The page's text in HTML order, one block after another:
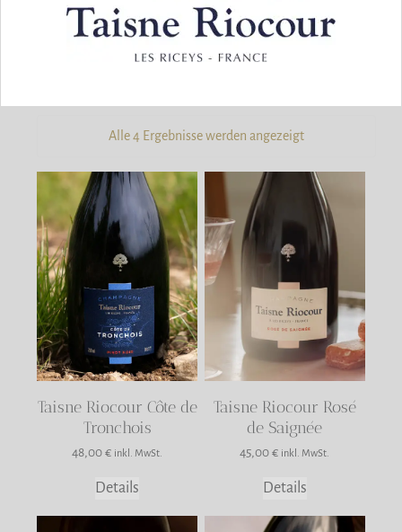
Alle 4 Ergebnisse werden angezeigt
Taisne Riocour Côte de
Tronchois
48,00€ inkl. MwSt.
Details
Taisne Riocour Rosé
de Saignée
45,00€ inkl. MwSt.
Details